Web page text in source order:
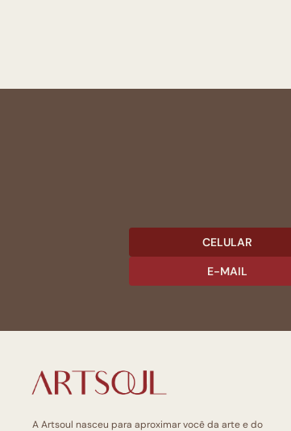
CELULAR
E-MAIL
A Artsoul nasceu para aproximar você da arte e do